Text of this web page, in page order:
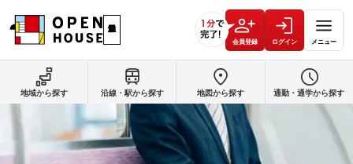
会員登録 ログイン メニュー
地域から探す 沿線・駅から探す 地図から探す 通勤・通学から探す